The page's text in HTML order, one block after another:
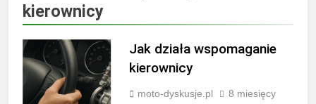
kierownicy
Jak działa wspomaganie
kierownicy
moto-dyskusje.pl
8 miesięcy